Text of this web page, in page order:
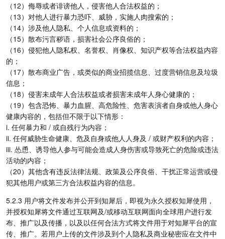
（12）侮辱或者诽谤他人，侵害他人合法权益的；
（13）对他人进行暴力恐吓、威胁，实施人肉搜索的；
（14）涉及他人隐私、个人信息或资料的；
（15）散布污言秽语，损害社会公序良俗的；
（16）侵犯他人隐私权、名誉权、肖像权、知识产权等合法权益内容
的；
（17）散布商业广告，或类似的商业招揽信息、过度营销信息及垃圾
信息；
（18）侵害未成年人合法权益或者损害未成年人身心健康的；
（19）包含恐怖、暴力血腥、高危险性、危害表演者自身或他人身心
健康内容的，包括但不限于以下情形：
i. 任何暴力和 / 或自残行为内容；
ii. 任何威胁生命健康、危及自身或他人人身及 / 或财产权利的内容；
iii. 怂恿、诱导他人参与可能会造成人身伤害或导致死亡的危险或违法
活动的内容；
（20）其他含有违反法律法规、政策及公序良俗、干扰正常运营或侵
犯其他用户或第三方合法权益内容的信息。
5.2.3 用户将文件发布并公开到知犀后，即视为永久授权知犀使用，
并授权知犀将文件通过互联网及/或移动互联网面向全球用户进行发
布、推广以及传播，以及以任何合法方式将文件用于对知犀平台的宣
传、推广。若用户上传的文件涉及到个人隐私及商业秘密应在文件中